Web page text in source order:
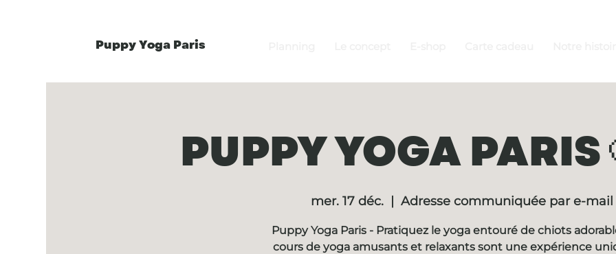
Puppy Yoga Paris
PUPPY YOGA PARIS
mer. 17 déc. Adresse communiquée par e-mail
Puppy Yoga Paris - Pratiquez le yoga entouré de chiots
cours de yoga amusants et relaxants sont une expérience